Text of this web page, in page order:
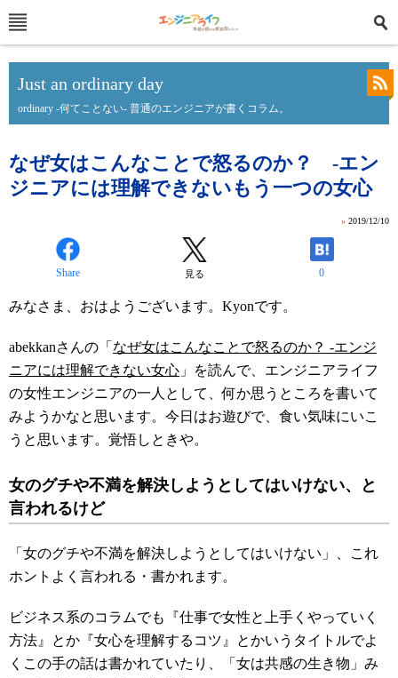
Just an ordinary day
ordinary -何てことない- 普通のエンジニアが書くコラム。
なぜ女はこんなことで怒るのか？ -エン
ジニアには理解できないもう一つの女心
» 2019/12/10
Share 見る 0
みなさま、おはようございます。Kyonです。
abekkanさんの「 なぜ女はこんなことで怒るのか？ -エンジ
ニアには理解できない女心 」を読んで、エンジニアライフ
の女性エンジニアの一人として、何か思うところを書いて
みようかなと思います。今日はお遊びで、食い気味にいこ
うと思います。覚悟しときや。
女のグチや不満を解決しようとしてはいけない、と
言われるけど
「女のグチや不満を解決しようとしてはいけない」、これ
ホントよく言われる・書かれます。
ビジネス系のコラムでも『仕事で女性と上手くやっていく
方法』とか『女心を理解するコツ』とかいうタイトルでよ
くこの手の話は書かれていたり、「女は共感の生き物」み